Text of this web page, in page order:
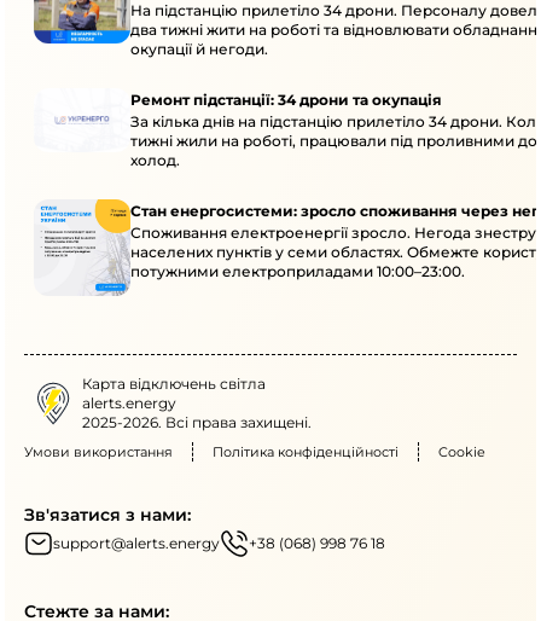
На підстанцію прилетіло 34 дрони. Персоналу
два тижні жити на роботі та відновлювати
окупації й негоди.
Ремонт підстанції: 34 дрони та окупація
За кілька днів на підстанцію прилетіло 34 дрони.
тижні жили на роботі, працювали під проливними
холод.
Стан енергосистеми: зросло споживання через
Споживання електроенергії зросло. Негода
населених пунктів у семи областях. Обмежте
потужними електроприладами 10:00–23:00.
Карта відключень світла
alerts.energy
2025-2026. Всі права захищені.
Умови використання Політика конфіденційності Cookie
Зв'язатися з нами:
support@alerts.energy +38 (068) 998 76 18
Стежте за нами: